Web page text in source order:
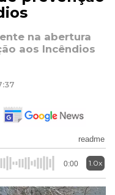
na abertura
aos Incêndios
readme
0:00 1.0x